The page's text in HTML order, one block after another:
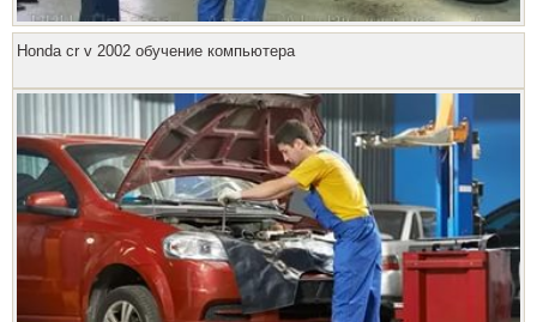
Honda cr v 2002 обучение компьютера